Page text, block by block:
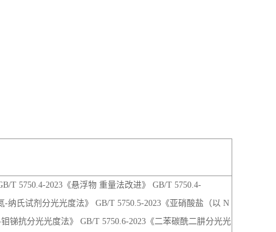
T 5750.4-2023《悬浮物 重量法改进》 GB/T 5750.4-
氏试剂分光光度法》 GB/T 5750.5-2023《亚硝酸盐（以 N
2023《总氯 DPD 法》 GB/T 5750.12-2023《总大肠菌